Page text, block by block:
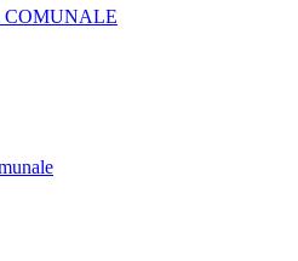
COMUNALE